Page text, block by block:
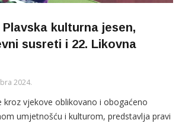
kulturna jesen,
susreti i 22. Likovna
2024.
kroz vjekove oblikovano i obogaćeno
umjetnošću i kulturom, predstavlja pravi